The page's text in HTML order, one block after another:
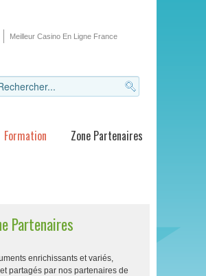
Meilleur Casino En Ligne France
Formation Zone Partenaires
Partenaires
enrichissants et variés,
partagés par nos partenaires de